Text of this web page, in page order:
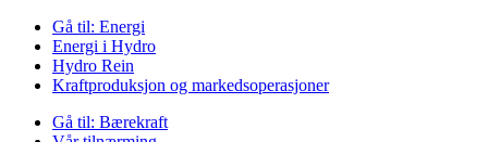
Gå til: Energi
Energi i Hydro
Hydro Rein
Kraftproduksjon og markedsoperasjoner
Gå til: Bærekraft